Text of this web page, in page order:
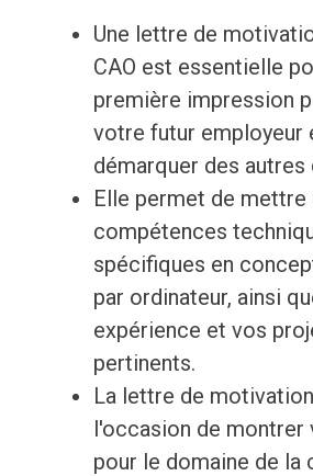
Une lettre de
CAO est essentielle
première impression
votre futur employeur
démarquer des autres
Elle permet de mettre
compétences
spécifiques en
par ordinateur, ainsi
expérience et vos
pertinents.
La lettre de
l'occasion de montrer
pour le domaine de la